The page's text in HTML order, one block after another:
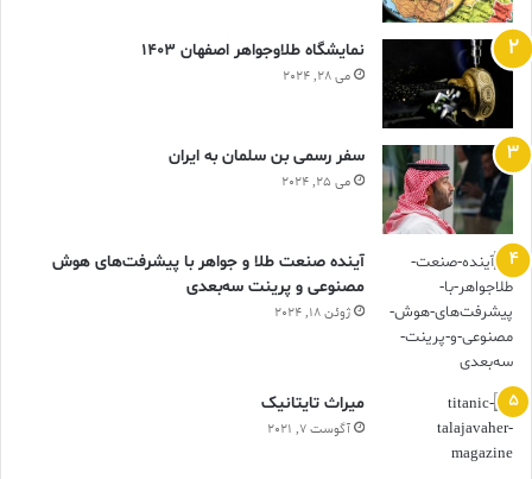
نمایشگاه طلاوجواهر اصفهان 1403
می 28, 2024
سفر رسمی بن سلمان به ایران
می 25, 2024
آینده صنعت طلا و جواهر با پیشرفت‌های هوش
مصنوعی و پرینت سه‌بعدی
ژوئن 18, 2024
ميراث تايتانيک
آگوست 7, 2021